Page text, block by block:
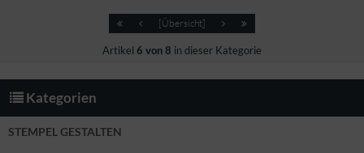
[Übersicht]
Artikel 6 von 8 in dieser Kategorie
Kategorien
STEMPEL GESTALTEN